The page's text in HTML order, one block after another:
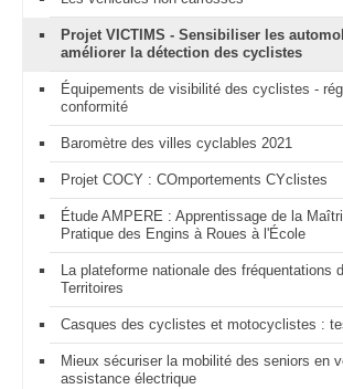
Projet VICTIMS - Sensibiliser les
améliorer la détection des cyclistes
Équipements de visibilité des cyclistes -
conformité
Baromètre des villes cyclables 2021
Projet COCY : COmportements CYclistes
Étude AMPERE : Apprentissage de la
Pratique des Engins à Roues à l'École
La plateforme nationale des fréquentations
Territoires
Casques des cyclistes et motocyclistes :
Mieux sécuriser la mobilité des seniors en
assistance électrique